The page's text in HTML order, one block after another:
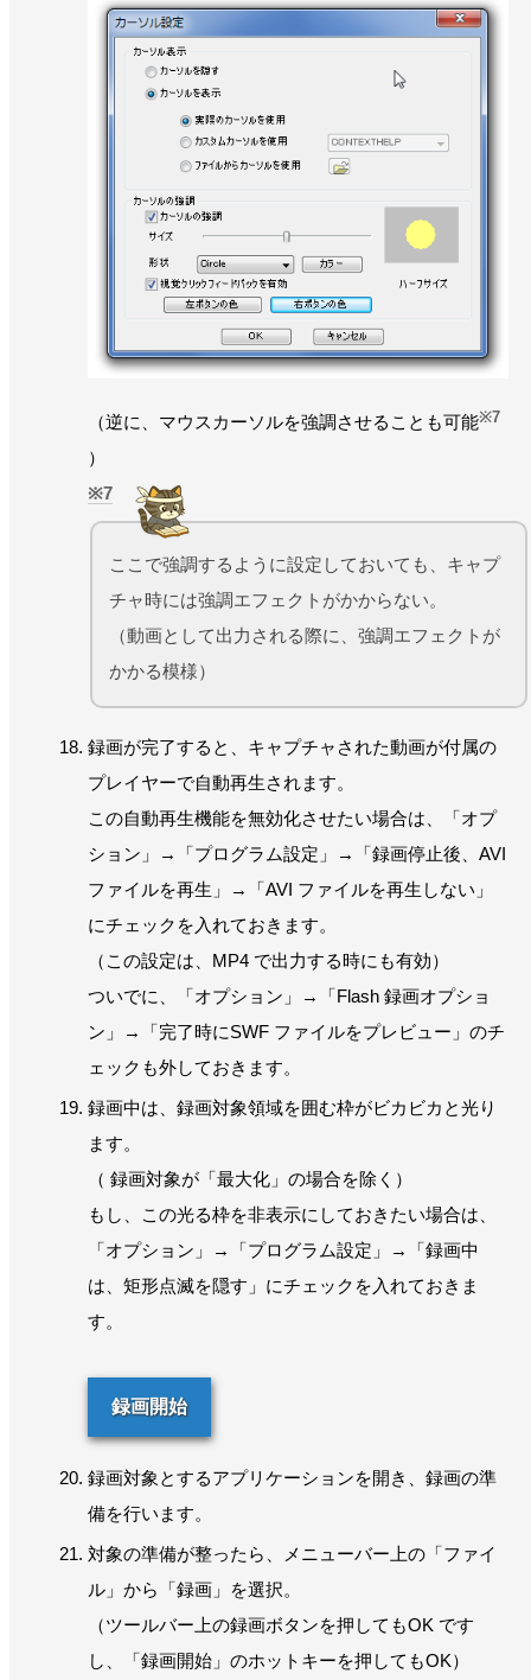
（逆に、マウスカーソルを強調させることも可能※7
）
7
ここで強調するように設定しておいても、キャプ
チャ時には強調エフェクトがかからない。
（動画として出力される際に、強調エフェクトが
かかる模様）
録画が完了すると、キャプチャされた動画が付属の
プレイヤーで自動再生されます。
この自動再生機能を無効化させたい場合は、「オプ
ション」→「プログラム設定」→「録画停止後、AVI
ファイルを再生」→「AVI ファイルを再生しない」
にチェックを入れておきます。
（この設定は、MP4 で出力する時にも有効）
ついでに、「オプション」→「Flash 録画オプショ
ン」→「完了時にSWF ファイルをプレビュー」のチ
ェックも外しておきます。
録画中は、録画対象領域を囲む枠がビカビカと光り
ます。
（ 録画対象が「最大化」の場合を除く）
もし、この光る枠を非表示にしておきたい場合は、
「オプション」→「プログラム設定」→「録画中
は、矩形点滅を隠す」にチェックを入れておきま
す。
録画開始
録画対象とするアプリケーションを開き、録画の準
備を行います。
対象の準備が整ったら、メニューバー上の「ファイ
ル」から「録画」を選択。
（ツールバー上の録画ボタンを押してもOK です
し、「録画開始」のホットキーを押してもOK）